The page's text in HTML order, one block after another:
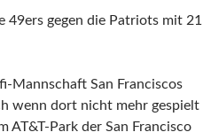
49ers gegen die Patriots mit 21
Mannschaft San Franciscos
wenn dort nicht mehr gespielt
AT&T-Park der San Francisco